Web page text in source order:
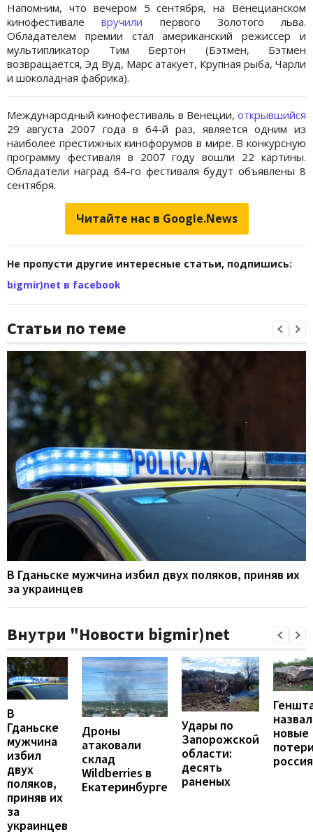
Напомним, что вечером 5 сентября, на Венецианском
кинофестивалевручили первого Золотого льва.
Обладателем премии стал американский режиссер и
мультипликатор Тим Бертон (Бэтмен, Бэтмен
возвращается, Эд Вуд, Марс атакует, Крупная рыба, Чарли
и шоколадная фабрика).
Международный кинофестиваль в Венеции, открывшийся
29 августа 2007 года в 64-й раз, является одним из
наиболее престижных кинофорумов в мире. В конкурсную
программу фестиваля в 2007 году вошли 22 картины.
Обладатели наград 64-го фестиваля будут объявлены 8
сентября.
Читайте нас в Google.News
Не пропусти другие интересные статьи, подпишись:
bigmir)net в facebook
Статьи по теме
В Гданьске мужчина избил двух поляков, приняв их
за украинцев
Внутри "Новости bigmir)net
В
Гданьске
мужчина
избил
двух
поляков,
приняв их
за
украинцев
Дроны
атаковали
склад
Wildberries в
Екатеринбурге
Удары по
Запорожской
области:
десять
раненых
назвал
новые